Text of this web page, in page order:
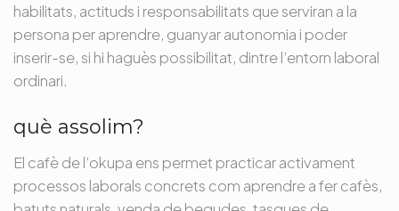
habilitats, actituds i responsabilitats que serviran a la
persona per aprendre, guanyar autonomia i poder
inserir-se, si hi haguès possibilitat, dintre l’entorn laboral
ordinari.
què assolim?
El cafè de l’okupa ens permet practicar activament
processos laborals concrets com aprendre a fer cafès,